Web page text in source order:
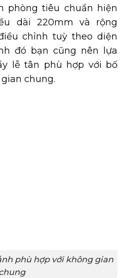
phòng tiêu chuẩn hiện
dài 220mm và rộng
chỉnh tuỳ theo diện
đó bạn cũng nên lựa
lễ tân phù hợp với bố
chung.
phù hợp với không gian